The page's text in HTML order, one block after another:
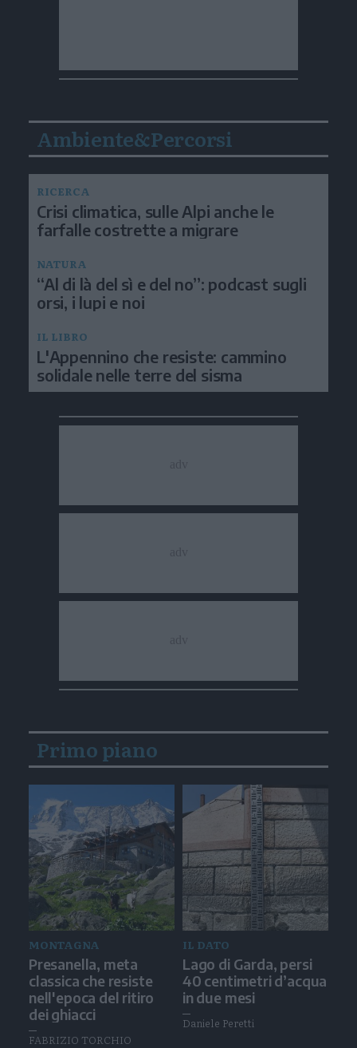
Ambiente&Percorsi
RICERCA
Crisi climatica, sulle Alpi anche le
farfalle costrette a migrare
NATURA
“Al di là del sì e del no”: podcast sugli
orsi, i lupi e noi
IL LIBRO
L'Appennino che resiste: cammino
solidale nelle terre del sisma
Primo piano
MONTAGNA
Presanella, meta
classica che resiste
nell'epoca del ritiro
dei ghiacci
FABRIZIO TORCHIO
IL DATO
Lago di Garda, persi
40 centimetri d’acqua
in due mesi
Daniele Peretti